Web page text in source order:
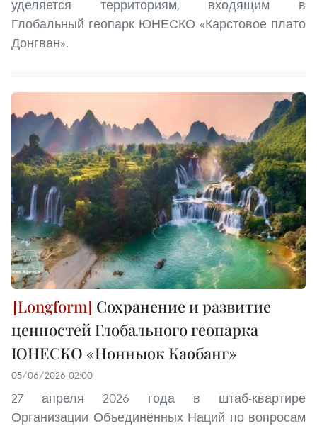
уделяется территориям, входящим в
Глобальный геопарк ЮНЕСКО «Карстовое плато
Донгван».
Сохранение и развитие
ценностей Глобального геопарка
ЮНЕСКО «Нонныок Каобанг»
05/06/2026 02:00
27 апреля 2026 года в штаб-квартире
Организации Объединённых Наций по вопросам